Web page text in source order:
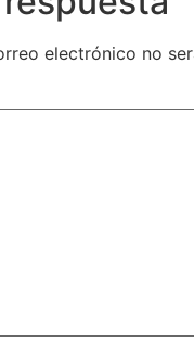
electrónico no